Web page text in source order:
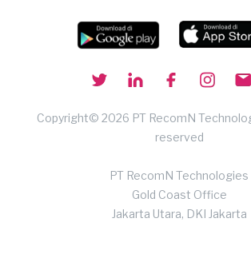
Copyright© 2026 PT RecomN
reserved
PT RecomN Technologies
Gold Coast Office
Jakarta Utara, DKI Jakarta